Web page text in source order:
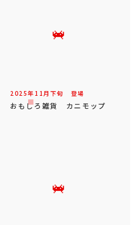
2025年 11 月 下旬 登場
おもしろ雑貨 カニモップ